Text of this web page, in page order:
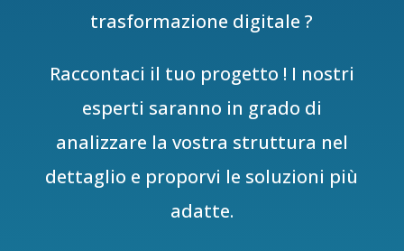
trasformazione digitale ?
Raccontaci il tuo progetto ! I nostri
esperti saranno in grado di
analizzare la vostra struttura nel
dettaglio e proporvi le soluzioni più
adatte.